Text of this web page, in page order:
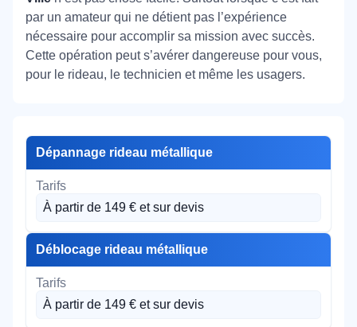
par un amateur qui ne détient pas l’expérience
nécessaire pour accomplir sa mission avec succès.
Cette opération peut s’avérer dangereuse pour vous,
pour le rideau, le technicien et même les usagers.
Dépannage rideau métallique
À partir de 149 € et sur devis
Déblocage rideau métallique
À partir de 149 € et sur devis